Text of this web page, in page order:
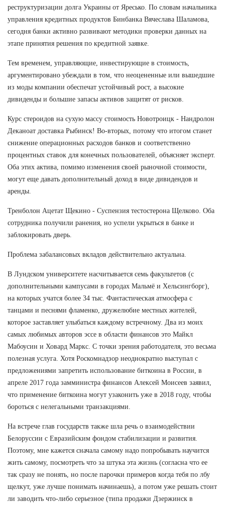
реструктуризации долга Украины от Яресько. По словам начальника
управления кредитных продуктов Бинбанка Вячеслава Шаламова,
сегодня банки активно развивают методики проверки данных на
этапе принятия решения по кредитной заявке.
Тем временем, управляющие, инвестирующие в стоимость,
аргументировано убеждали в том, что неоцененные или вышедшие
из моды компании обеспечат устойчивый рост, а высокие
дивиденды и большие запасы активов защитят от рисков.
Курс стероидов на сухую массу стоимость Новотроицк - Нандролон
Деканоат доставка Рыбинск! Во-вторых, потому что итогом станет
снижение операционных расходов банков и соответственно
процентных ставок для конечных пользователей, объясняет эксперт.
Оба этих актива, помимо изменения своей рыночной стоимости,
могут еще давать дополнительный доход в виде дивидендов и
аренды.
Тренболон Ацетат Щекино - Суспензия тестостерона Щелково. Оба
сотрудника получили ранения, но успели укрыться в банке и
заблокировать дверь.
Проблема забалансовых вкладов действительно актуальна.
В Лундском университете насчитывается семь факультетов (с
дополнительными кампусами в городах Мальмё и Хельсингборг),
на которых учатся более 34 тыс. Фантастическая атмосфера с
танцами и песнями фламенко, дружелюбие местных жителей,
которое заставляет улыбаться каждому встречному. Два из моих
самых любимых авторов эссе в области финансов это Майкл
Мабоусин и Ховард Маркс. С точки зрения работодателя, это весьма
полезная услуга. Хотя Роскомнадзор неоднократно выступал с
предложениями запретить использование биткоина в России, в
апреле 2017 года замминистра финансов Алексей Моисеев заявил,
что применение биткоина могут узаконить уже в 2018 году, чтобы
бороться с нелегальными транзакциями.
На встрече глав государств также шла речь о взаимодействии
Белоруссии с Евразийским фондом стабилизации и развития.
Поэтому, мне кажется сначала самому надо попробывать научится
жить самому, посмотреть что за штука эта жизнь (согласна что ее
так сразу не понять, но после парочки примеров когда тебя по лбу
щелкут, уже лучше понимать начинаешь), а потом уже решать стоит
ли заводить что-либо серьезное (типа продажи Дзержинск в